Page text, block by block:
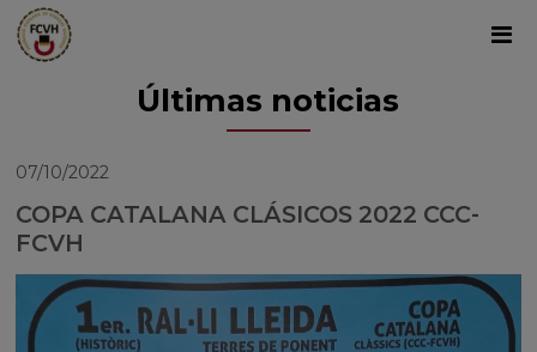
Últimas noticias
07/10/2022
COPA CATALANA CLÁSICOS 2022 CCC-
FCVH